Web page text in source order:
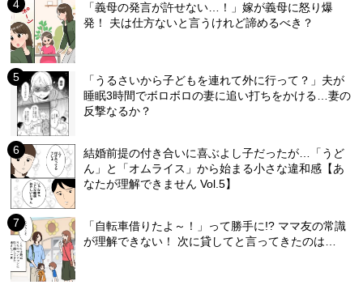
「義母の発言が許せない…！」嫁が義母に怒り爆
発！ 夫は仕方ないと言うけれど諦めるべき？
「うるさいから子どもを連れて外に行って？」夫が
睡眠3時間でボロボロの妻に追い打ちをかける…妻の
反撃なるか？
結婚前提の付き合いに喜ぶよし子だったが…「うど
ん」と「オムライス」から始まる小さな違和感【あ
なたが理解できません Vol.5】
「自転車借りたよ～！」って勝手に!? ママ友の常識
が理解できない！ 次に貸してと言ってきたのは…